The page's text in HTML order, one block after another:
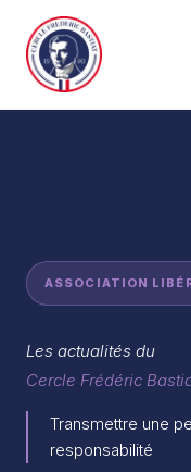
contenu
ASSOCIATION
Les actualités du
Cercle Frédéric
Transmettre une
responsabilité